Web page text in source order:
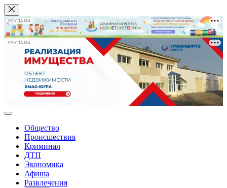
РЕКЛАМА
РЕКЛАМА
Общество
Происшествия
Криминал
ДТП
Экономика
Афиша
Развлечения